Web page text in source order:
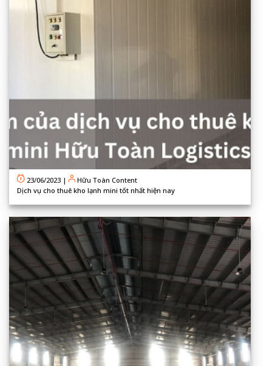
23/06/2023 |
Hữu Toàn Content
Dịch vụ cho thuê kho lạnh mini tốt nhất hiện nay